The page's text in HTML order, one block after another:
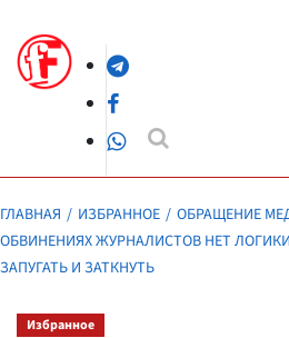
содержимомуTelegram
Facebook
WhatsApp
ГЛАВНАЯ ИЗБРАННОЕ
ОБРАЩЕНИЕ
ОБВИНЕНИЯХ ЖУРНАЛИСТОВ НЕТ
ЗАПУГАТЬ И ЗАТКНУТЬ
Избранное